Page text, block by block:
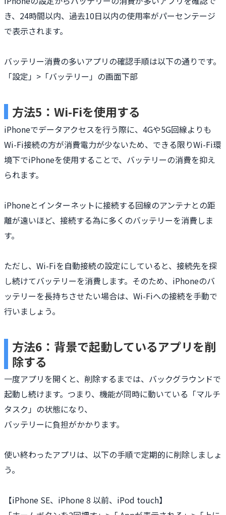
き、24時間以内、過去10日以内の使用率がパーセンテージ
で表示されます。
バッテリー消費の多いアプリの確認手順は以下の通りです。
「設定」>「バッテリー」の画面下部
方法5：Wi-Fiを使用する
iPhoneでデータアクセスを行う際に、4Gや5G回線よりも
Wi-Fi接続の方が消費電力が少ないため、できる限りWi-Fi環
境下でiPhoneを使用することで、バッテリーの消費を抑え
られます。
iPhoneとインターネットに接続する回線のアンテナとの距
離が遠いほど、接続する為に多くのバッテリーを消費しま
す。
ただし、Wi-Fiを自動接続の設定にしていると、接続先を探
し続けてバッテリーを消費します。そのため、iPhoneのバ
ッテリーを長持ちさせたい場合は、Wi-Fiへの接続を手動で
行いましょう。
方法6：背景で起動しているアプリを削
除する
一度アプリを開くと、削除するまでは、バックグラウンドで
起動し続けます。つまり、機能が同時に動いている「マルチ
タスク」の状態になり、
バッテリーに負担がかかります。
使い終わったアプリは、以下の手順で定期的に削除しましょ
う。
【iPhone SE、iPhone 8 以前、iPod touch】